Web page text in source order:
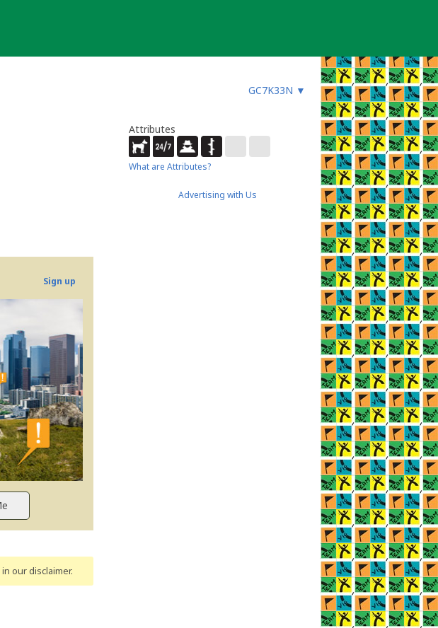
GC7K33N ▼
Sign up
in our disclaimer.
Attributes
What are Attributes?
Advertising with Us